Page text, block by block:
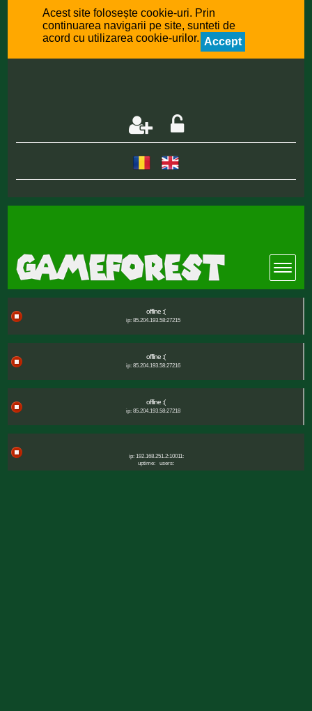
Acest site folosește cookie-uri. Prin
continuarea navigarii pe site, sunteti de
acord cu utilizarea cookie-urilor. Accept
offline :(
ip: 85.204.193.58:27215
offline :(
ip: 85.204.193.58:27216
offline :(
ip: 85.204.193.58:27218
ip: 192.168.251.2:10011:
uptime:
users: